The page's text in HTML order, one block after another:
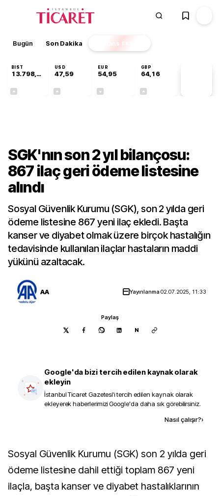
Bugün Son Dakika Finans EKSTRA
BIST
13.798,82
USD
47,59
EUR
54,95
GBP
64,16
SGK'nın son 2 yıl bilançosu:
867 ilaç geri ödeme listesine
alındı
Sosyal Güvenlik Kurumu (SGK), son 2 yılda geri
ödeme listesine 867 yeni ilaç ekledi. Başta
kanser ve diyabet olmak üzere birçok hastalığın
tedavisinde kullanılan ilaçlar hastaların maddi
yükünü azaltacak.
AA Yayınlanma02.07.2025, 11:33
Paylaş
N
Google'da bizi tercih edilen kaynak olarak
ekleyin
İstanbul Ticaret Gazetesi'i tercih edilen kaynak olarak
ekleyerek haberlerimizi Google'da daha sık görebilirsiniz.
Nasıl çalışır?›
Sosyal Güvenlik Kurumu (SGK) son 2 yılda geri
ödeme listesine dahil ettiği toplam 867 yeni
ilaçla, başta kanser ve diyabet hastalıklarının